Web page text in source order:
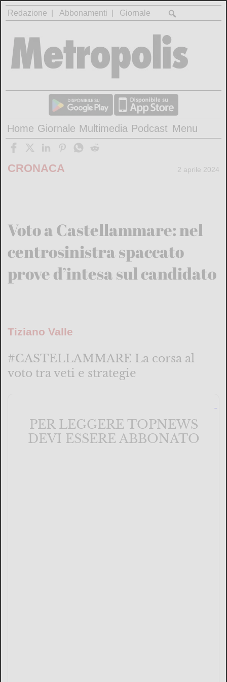
Redazione Abbonamenti Giornale
Home Giornale Multimedia Podcast Menu
CRONACA 2 aprile 2024
Voto a Castellammare: nel
centrosinistra spaccato
prove d’intesa sul candidato
Tiziano Valle
#CASTELLAMMARE La corsa al
voto tra veti e strategie
PER LEGGERE TOPNEWS
DEVI ESSERE ABBONATO